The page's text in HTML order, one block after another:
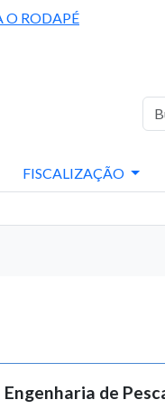
O RODAPÉ
FISCALIZAÇÃO
de